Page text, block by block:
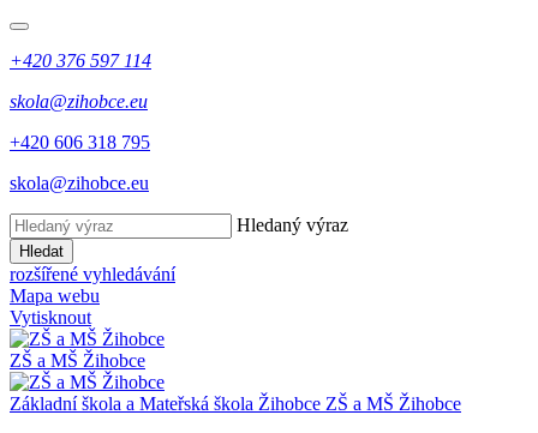
+420 376 597 114
skola@zihobce.eu
+420 606 318 795
skola@zihobce.eu
Hledaný výraz
Hledat
rozšířené vyhledávání
Mapa webu
Vytisknout
ZŠ a MŠ Žihobce
Základní škola a Mateřská škola Žihobce ZŠ a MŠ Žihobce